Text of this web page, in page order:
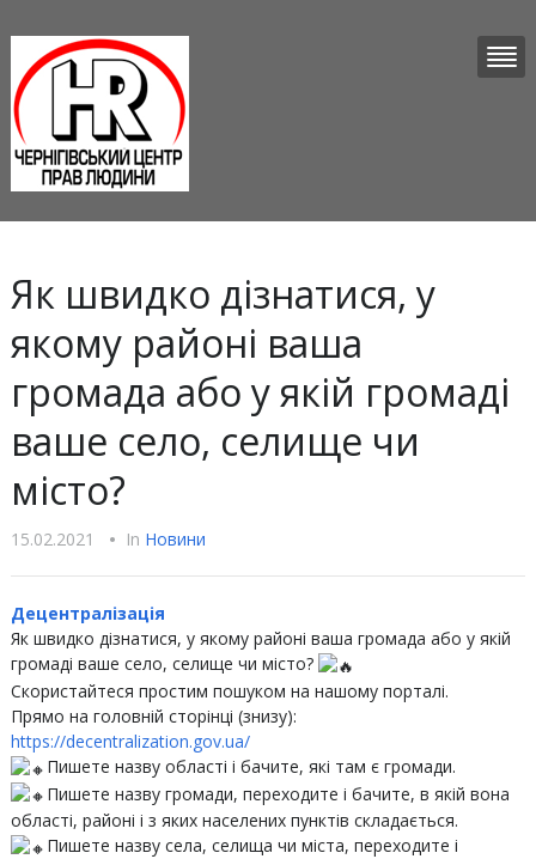
Як швидко дізнатися, у
якому районі ваша
громада або у якій громаді
ваше село, селище чи
місто?
15.02.2021 • In Новини
Децентралізація
Як швидко дізнатися, у якому районі ваша громада або у якій
громаді ваше село, селище чи місто?
Скористайтеся простим пошуком на нашому порталі.
Прямо на головній сторінці (знизу):
https://decentralization.gov.ua/
Пишете назву області і бачите, які там є громади.
Пишете назву громади, переходите і бачите, в якій вона
області, районі і з яких населених пунктів складається.
Пишете назву села, селища чи міста, переходите і